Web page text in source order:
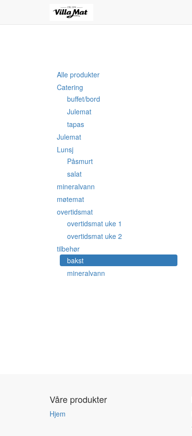
Alle produkter
Catering
buffet/bord
Julemat
tapas
Julemat
Lunsj
Påsmurt
salat
mineralvann
møtemat
overtidsmat
overtidsmat uke 1
overtidsmat uke 2
tilbehør
bakst
mineralvann
Våre produkter
Hjem